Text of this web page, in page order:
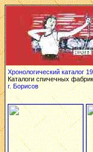
Хронологический каталог
Каталоги спичечных
г. Борисов